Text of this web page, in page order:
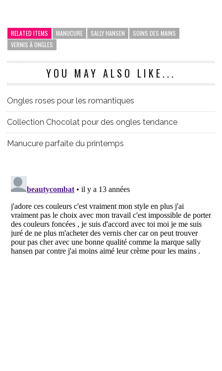
RELATED ITEMS MANUCURE SALLY HANSEN
SOINS DES MAINS
VERNIS À ONGLES
YOU MAY ALSO LIKE...
Ongles roses pour les romantiques
Collection Chocolat pour des ongles tendance
Manucure parfaite du printemps